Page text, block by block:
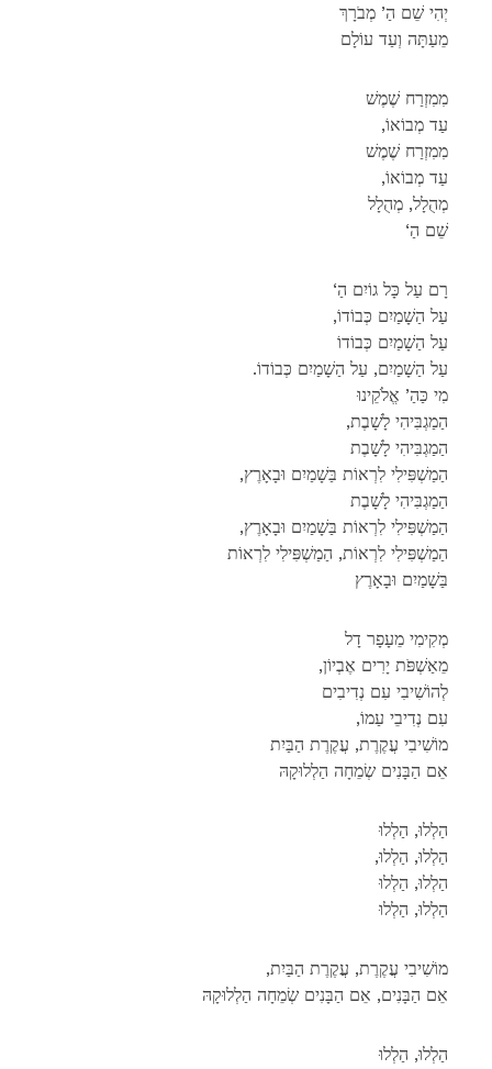
יְהִי שֵׁם הַ’ מְבֹרָךְ
מֵעַתָּה וְעַד עוֹלָם
מִמִזְרַח שֶׁמֶשׁ
,עַד מְבוֹאוֹ
מִמִזְרַח שֶׁמֶשׁ
,עַד מְבוֹאוֹ
מְהֻלָל, מְהֻלָל
‘שֵׁם הַ
‘רָם עַל כָּל גוֹיִם הַ
,עַל הַשָׁמַיִם כְּבוֹדוֹ
עַל הַשָׁמַיִם כְּבוֹדוֹ
.עַל הַשָׁמַיִם, עַל הַשָׁמַיִם כְּבוֹדוֹ
מִי כַּהַ’ אֱלֹקֵינוּ
,הַמַגְבִּיהִי לָשָׁבֶת
הַמַגְבִּיהִי לָשָׁבֶת
,הַמַשְׁפִּילִי לִרְאוֹת בַּשָׁמַיִם וּבָאָרֶץ
הַמַגְבִּיהִי לָשָׁבֶת
,הַמַשְׁפִּילִי לִרְאוֹת בַּשָׁמַיִם וּבָאָרֶץ
הַמַשְׁפִּילִי לִרְאוֹת, הַמַשְׁפִּילִי לִרְאוֹת
בַּשָׁמַיִם וּבָאָרֶץ
מְקִימִי מֵעָפָר דָל
,מֵאַשְׁפֹּת יָרִים אֶבְיוֹן
לְהוֹשִׁיבִי עִם נְדִיבִים
,עִם נְדִיבֵי עַמוֹ
מוֹשִׁיבִי עֲקֶרֶת, עֲקֶרֶת הַבַּיִת
אֵם הַבָּנִים שְׂמֵחָה הַלְלוּקָהּ
הַלְלוּ, הַלְלוּ
,הַלְלוּ, הַלְלוּ
הַלְלוּ, הַלְלוּ
הַלְלוּ, הַלְלוּ
,מוֹשִׁיבִי עֲקֶרֶת, עֲקֶרֶת הַבַּיִת
אֵם הַבָּנִים, אֵם הַבָּנִים שְׂמֵחָה הַלְלוּקָהּ
הַלְלוּ, הַלְלוּ